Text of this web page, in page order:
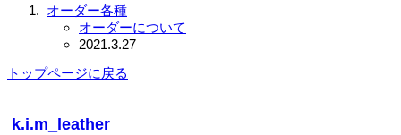
オーダー各種
オーダーについて
2021.3.27
トップページに戻る
k.i.m_leather